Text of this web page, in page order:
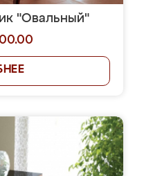
"Овальный"